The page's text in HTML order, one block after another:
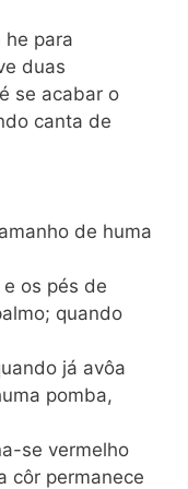
he para
duas
se acabar o
canta de
de huma
os pés de
quando
já avôa
pomba,
se vermelho
côr permanece